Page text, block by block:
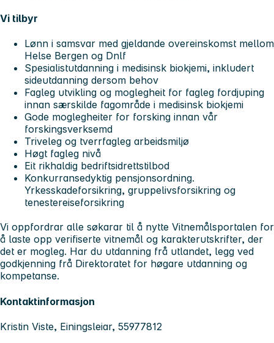
Vi tilbyr
Lønn i samsvar med gjeldande overeinskomst mellom
Helse Bergen og Dnlf
Spesialistutdanning i medisinsk biokjemi, inkludert
sideutdanning dersom behov
Fagleg utvikling og moglegheit for fagleg fordjuping
innan særskilde fagområde i medisinsk biokjemi
Gode moglegheiter for forsking innan vår
forskingsverksemd
Triveleg og tverrfagleg arbeidsmiljø
Høgt fagleg nivå
Eit rikhaldig bedriftsidrettstilbod
Konkurransedyktig pensjonsordning.
Yrkesskadeforsikring, gruppelivsforsikring og
tenestereiseforsikring
Vi oppfordrar alle søkarar til å nytte Vitnemålsportalen for
å laste opp verifiserte vitnemål og karakterutskrifter, der
det er mogleg. Har du utdanning frå utlandet, legg ved
godkjenning frå Direktoratet for høgare utdanning og
kompetanse.
Kontaktinformasjon
Kristin Viste, Einingsleiar, 55977812